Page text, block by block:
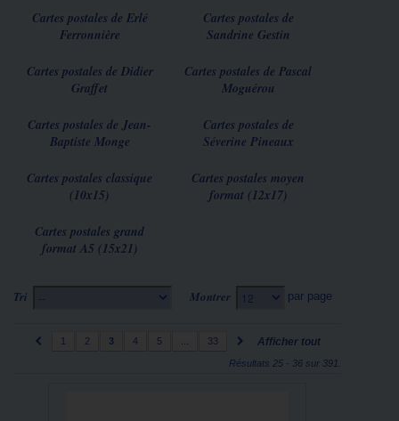
Cartes postales de Erlé
Ferronnière
Cartes postales de
Sandrine Gestin
Cartes postales de Didier
Graffet
Cartes postales de Pascal
Moguérou
Cartes postales de Jean-
Baptiste Monge
Cartes postales de
Séverine Pineaux
Cartes postales classique
(10x15)
Cartes postales moyen
format (12x17)
Cartes postales grand
format A5 (15x21)
Tri -- Montrer 12 par page
Afficher tout
1 2 3 4 5 33
Résultats 25 - 36 sur 391.